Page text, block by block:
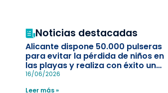
Noticias destacadas
Alicante dispone 50.000 pulseras
para evitar la pérdida de niños en
las playas y realiza con éxito un
simulacro de socorrismo
16/06/2026
Leer más »